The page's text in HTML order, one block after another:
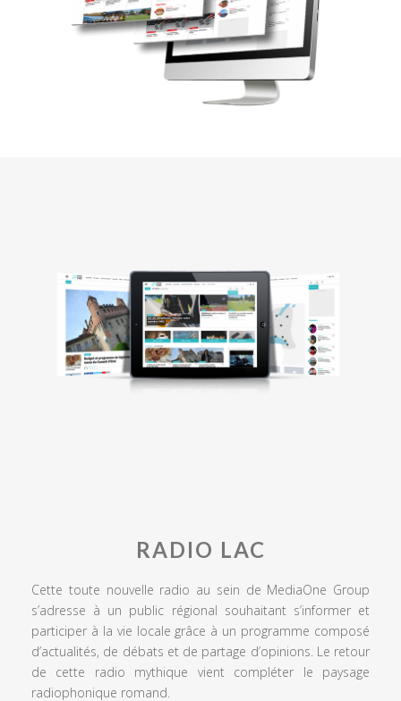
RADIO LAC
Cette toute nouvelle radio au sein de MediaOne Group
s’adresse à un public régional souhaitant s’informer et
participer à la vie locale grâce à un programme composé
d’actualités, de débats et de partage d’opinions. Le retour
de cette radio mythique vient compléter le paysage
radiophonique romand.